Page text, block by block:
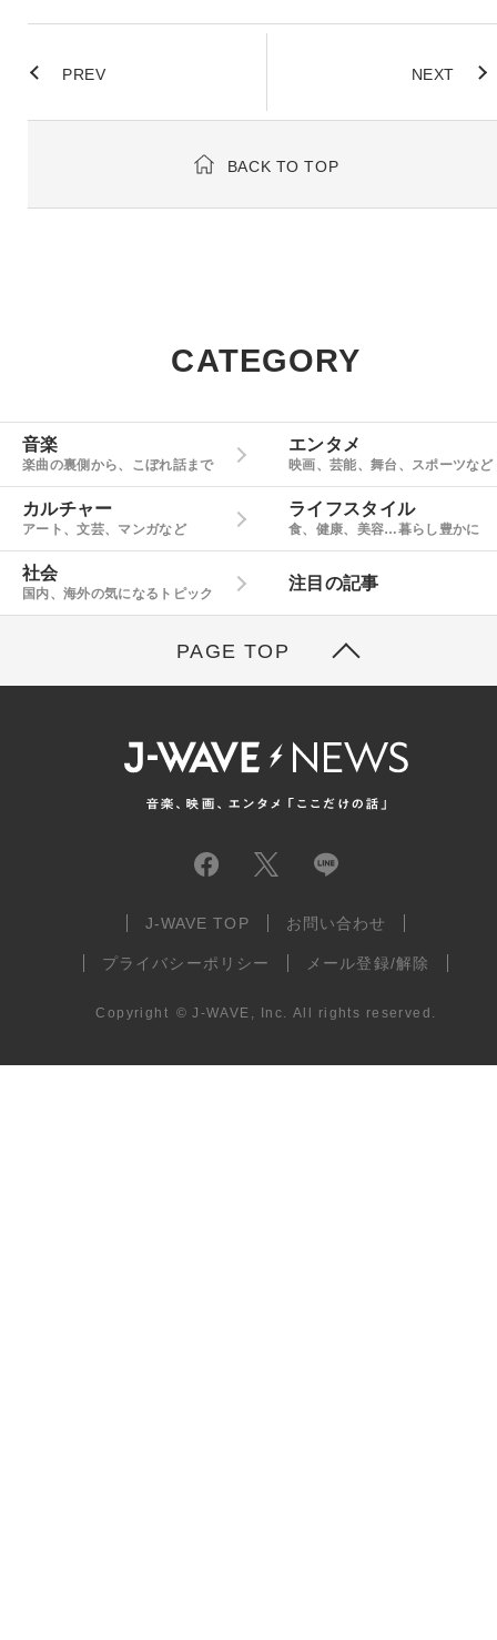
PREV NEXT
BACK TO TOP
CATEGORY
音楽
楽曲の裏側から、こぼれ話まで
エンタメ
映画、芸能、舞台、スポーツなど
カルチャー
アート、文芸、マンガなど
ライフスタイル
食、健康、美容…暮らし豊かに
社会
国内、海外の気になるトピック
注目の記事
PAGE TOP
J-WAVE TOP お問い合わせ
プライバシーポリシー メール登録/解除
Copyright © J-WAVE, Inc. All rights reserved.